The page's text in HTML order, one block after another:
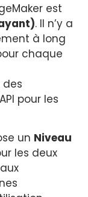
est
. Il n’y a
à long
chaque
des
pour les
un Niveau
les deux